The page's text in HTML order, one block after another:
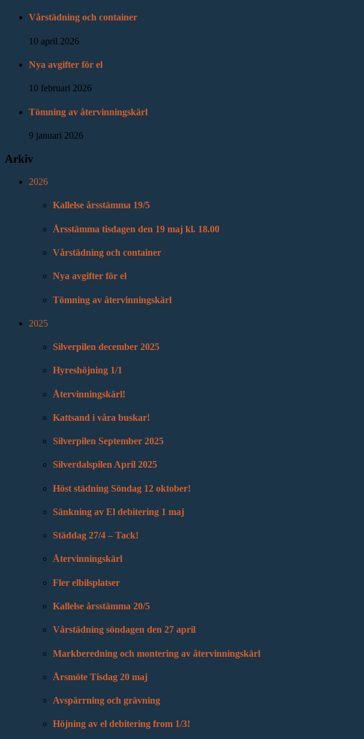
Vårstädning och container
10 april 2026
Nya avgifter för el
10 februari 2026
Tömning av återvinningskärl
9 januari 2026
Arkiv
2026
Kallelse årsstämma 19/5
Årsstämma tisdagen den 19 maj kl. 18.00
Vårstädning och container
Nya avgifter för el
Tömning av återvinningskärl
2025
Silverpilen december 2025
Hyreshöjning 1/1
Återvinningskärl!
Kattsand i våra buskar!
Silverpilen September 2025
Silverdalspilen April 2025
Höst städning Söndag 12 oktober!
Sänkning av El debitering 1 maj
Städdag 27/4 – Tack!
Återvinningskärl
Fler elbilsplatser
Kallelse årsstämma 20/5
Vårstädning söndagen den 27 april
Markberedning och montering av återvinningskärl
Årsmöte Tisdag 20 maj
Avspärrning och grävning
Höjning av el debitering from 1/3!